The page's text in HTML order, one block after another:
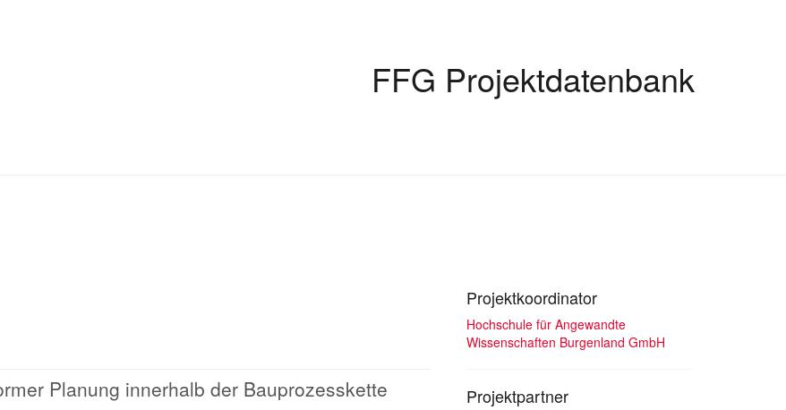
FFG Projektdatenbank
Planung innerhalb der Bauprozesskette
Projektkoordinator
Hochschule für Angewandte
Wissenschaften Burgenland GmbH
Projektpartner